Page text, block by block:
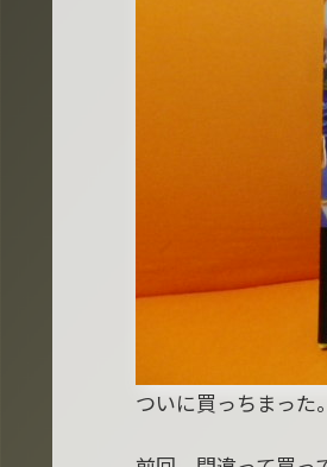
ついに買っちまった。